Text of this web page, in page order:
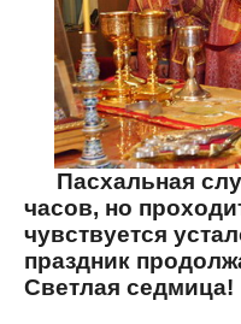
Пасхальная
часов, но
чувствуется
праздник
Светлая седмица!